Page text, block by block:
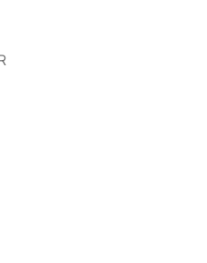
intégrée
(idéal pour photo et
grâce à la gamme G